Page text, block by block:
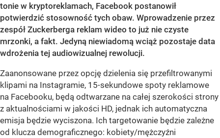
tonie w kryptoreklamach, Facebook postanowił
potwierdzić stosowność tych obaw. Wprowadzenie przez
zespół Zuckerberga reklam wideo to już nie czyste
mrzonki, a fakt. Jedyną niewiadomą wciąż pozostaje data
wdrożenia tej audiowizualnej rewolucji.
Zaanonsowane przez opcję dzielenia się przefiltrowanymi
klipami na Instagramie, 15-sekundowe spoty reklamowe
na Facebooku, będą odtwarzane na całej szerokości strony
z aktualnościami w jakości HD, jednak ich automatyczna
emisja będzie wyciszona. Ich targetowanie będzie zależne
od klucza demograficznego: kobiety/mężczyźni